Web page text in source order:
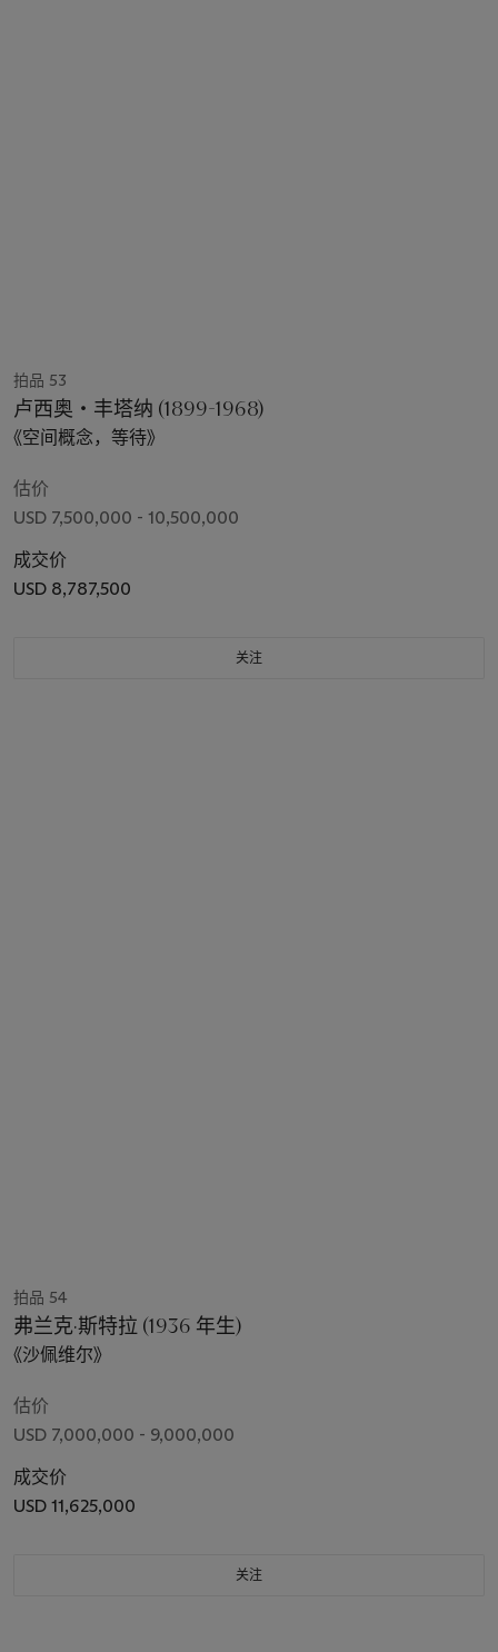
拍品 53
卢西奥‧丰塔纳 (1899-1968)
《空间概念，等待》
估价
USD 7,500,000 - 10,500,000
成交价
USD 8,787,500
关注
拍品 54
弗兰克·斯特拉 (1936 年生)
《沙佩维尔》
估价
USD 7,000,000 - 9,000,000
成交价
USD 11,625,000
关注